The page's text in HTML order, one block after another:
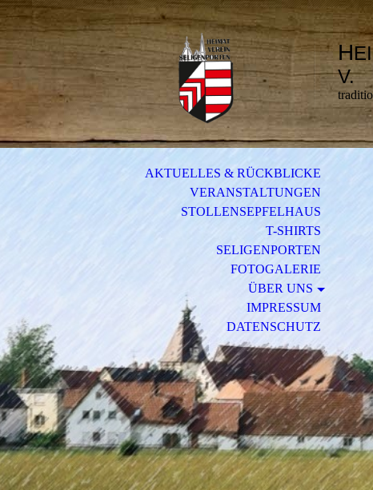
H
V.
AKTUELLES & RÜCKBLICKE
VERANSTALTUNGEN
STOLLENSEPFELHAUS
T-SHIRTS
SELIGENPORTEN
FOTOGALERIE
ÜBER UNS
IMPRESSUM
DATENSCHUTZ